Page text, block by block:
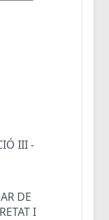
III -
DE
I